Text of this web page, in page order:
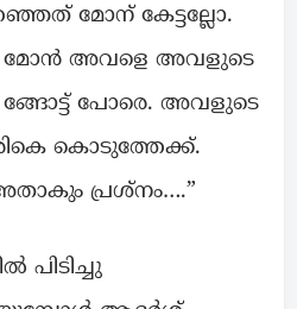
മോന് കേട്ടല്ലോ.
മോൻ അവളെ അവളുടെ
ങ്ങോട്ട് പോരെ. അവളുടെ
കൊടുത്തേക്ക്.
പ്രശ്നം….”
പിടിച്ചു